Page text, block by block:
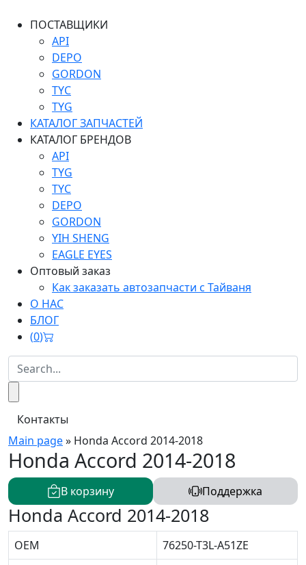
ПОСТАВЩИКИ
API
DEPO
GORDON
TYC
TYG
КАТАЛОГ ЗАПЧАСТЕЙ
КАТАЛОГ БРЕНДОВ
API
TYG
TYC
DEPO
GORDON
YIH SHENG
EAGLE EYES
Оптовый заказ
Как заказать автозапчасти с Тайваня
О НАС
БЛОГ
(0)
Контакты
Main page» Honda Accord 2014-2018
Honda Accord 2014-2018
В корзину Поддержка
Honda Accord 2014-2018
OEM
76250-T3L-A51ZE